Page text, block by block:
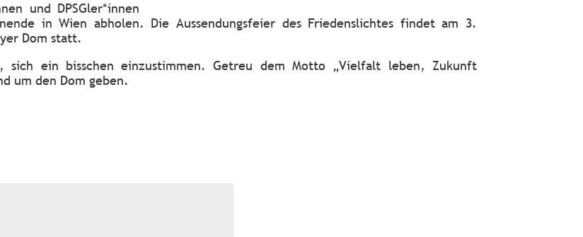
und DPSGler*innen
in Wien abholen. Die Aussendungsfeier des Friedenslichtes findet am 3.
Dom statt.
ein bisschen einzustimmen. Getreu dem Motto „Vielfalt leben, Zukunft
um den Dom geben.